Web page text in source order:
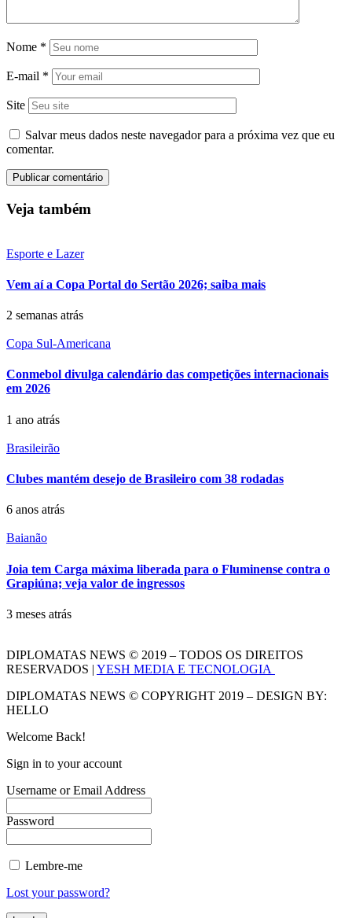
Nome *
E-mail *
Site
Salvar meus dados neste navegador para a próxima vez que eu
comentar.
Veja também
Esporte e Lazer
Vem aí a Copa Portal do Sertão 2026; saiba mais
2 semanas atrás
Copa Sul-Americana
Conmebol divulga calendário das competições internacionais
em 2026
1 ano atrás
Brasileirão
Clubes mantém desejo de Brasileiro com 38 rodadas
6 anos atrás
Baianão
Joia tem Carga máxima liberada para o Fluminense contra o
Grapiúna; veja valor de ingressos
3 meses atrás
DIPLOMATAS NEWS © 2019 – TODOS OS DIREITOS
RESERVADOS | YESH MEDIA E TECNOLOGIA
DIPLOMATAS NEWS © COPYRIGHT 2019 – DESIGN BY:
HELLO
Welcome Back!
Sign in to your account
Username or Email Address
Password
Lembre-me
Lost your password?